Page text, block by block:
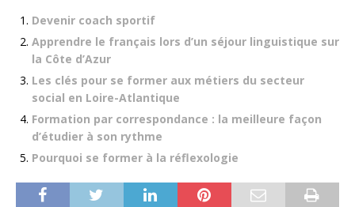
Devenir coach sportif
Apprendre le français lors d’un séjour linguistique sur
la Côte d’Azur
Les clés pour se former aux métiers du secteur
social en Loire-Atlantique
Formation par correspondance : la meilleure façon
d’étudier à son rythme
Pourquoi se former à la réflexologie